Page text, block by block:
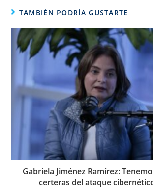
TAMBIÉN PODRÍA GUSTARTE
Gabriela Jiménez Ramírez:
certeras del ataque